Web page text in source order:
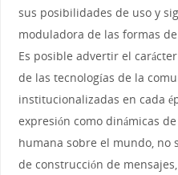
sus posibilidades de uso y
moduladora de las formas
Es posible advertir el
de las tecnologías de la
institucionalizadas en cada
expresión como dinámicas
humana sobre el mundo, no
de construcción de